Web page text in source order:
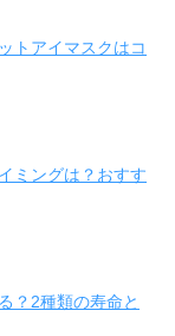
トアイマスクはコ
ミングは？おすす
？2種類の寿命と